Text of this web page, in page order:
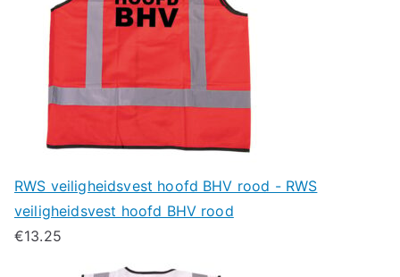
RWS veiligheidsvest hoofd BHV rood - RWS
veiligheidsvest hoofd BHV rood
€13.25